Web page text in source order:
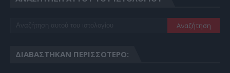
ΔΙΑΒΆΣΤΗΚΑΝ ΠΕΡΙΣΣΌΤΕΡΟ: